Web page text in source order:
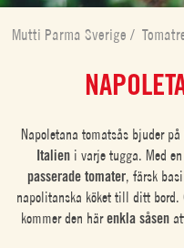
Mutti Parma Sverige /
Napoletana tomatsås bjuder på
Italieni varje tugga. Med
passerade tomater, färsk
napolitanska köket till ditt bord.
kommer den härenkla såsen